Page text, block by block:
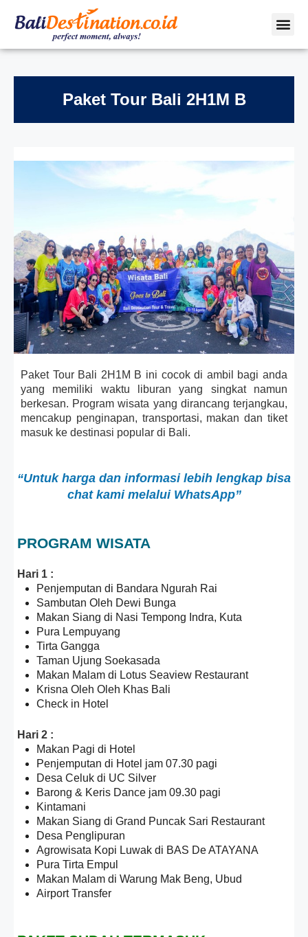
Paket Tour Bali 2H1M B
Paket Tour Bali 2H1M B ini cocok di ambil bagi anda
yang memiliki waktu liburan yang singkat namun
berkesan. Program wisata yang dirancang terjangkau,
mencakup penginapan, transportasi, makan dan tiket
masuk ke destinasi popular di Bali.
“Untuk harga dan informasi lebih lengkap bisa
chat kami melalui WhatsApp”
PROGRAM WISATA
Hari 1 :
Penjemputan di Bandara Ngurah Rai
Sambutan Oleh Dewi Bunga
Makan Siang di Nasi Tempong Indra, Kuta
Pura Lempuyang
Tirta Gangga
Taman Ujung Soekasada
Makan Malam di Lotus Seaview Restaurant
Krisna Oleh Oleh Khas Bali
Check in Hotel
Hari 2 :
Makan Pagi di Hotel
Penjemputan di Hotel jam 07.30 pagi
Desa Celuk di UC Silver
Barong & Keris Dance jam 09.30 pagi
Kintamani
Makan Siang di Grand Puncak Sari Restaurant
Desa Penglipuran
Agrowisata Kopi Luwak di BAS De ATAYANA
Pura Tirta Empul
Makan Malam di Warung Mak Beng, Ubud
Airport Transfer